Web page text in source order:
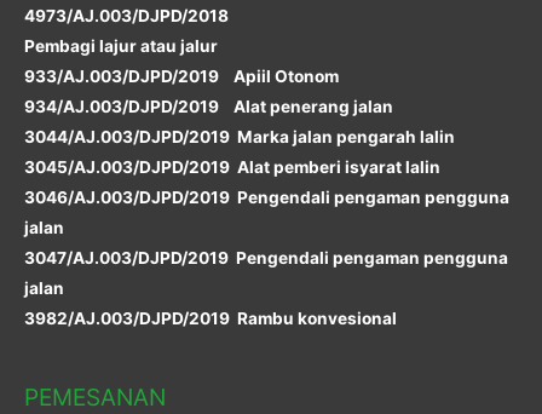
4973/AJ.003/DJPD/2018
Pembagi lajur atau jalur
933/AJ.003/DJPD/2019 Apiil Otonom
934/AJ.003/DJPD/2019 Alat penerang jalan
3044/AJ.003/DJPD/2019 Marka jalan pengarah lalin
3045/AJ.003/DJPD/2019 Alat pemberi isyarat lalin
3046/AJ.003/DJPD/2019 Pengendali pengaman pengguna
jalan
3047/AJ.003/DJPD/2019 Pengendali pengaman pengguna
jalan
3982/AJ.003/DJPD/2019 Rambu konvesional
PEMESANAN